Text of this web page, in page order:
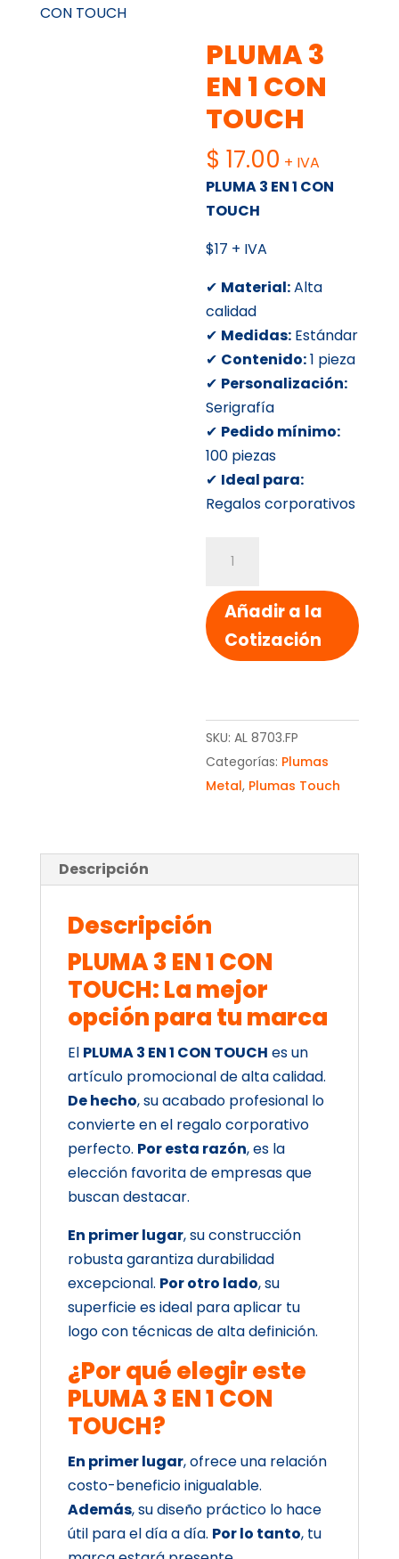
CON TOUCH
PLUMA 3
EN 1 CON
TOUCH
$ 17.00 + IVA
PLUMA 3 EN 1 CON
TOUCH
$17 + IVA
✔ Material:Alta
calidad
✔ Medidas: Estándar
✔ Contenido:1 pieza
✔ Personalización:
Serigrafía
✔ Pedido mínimo:
100 piezas
✔ Ideal para:
Regalos corporativos
EN
1
CON
Añadir a la
Cotización
SKU:AL 8703.FP
Categorías: Plumas
Metal, Plumas Touch
Descripción
Descripción
PLUMA 3 EN 1 CON
TOUCH: La mejor
opción para tu marca
El PLUMA 3 EN 1 CON TOUCH es un
artículo promocional de alta calidad.
De hecho, su acabado profesional lo
convierte en el regalo corporativo
perfecto. Por esta razón, es la
elección favorita de empresas que
buscan destacar.
En primer lugar, su construcción
robusta garantiza durabilidad
excepcional. Por otro lado, su
superficie es ideal para aplicar tu
logo con técnicas de alta definición.
¿Por qué elegir este
PLUMA 3 EN 1 CON
TOUCH?
En primer lugar, ofrece una relación
costo-beneficio inigualable.
Además, su diseño práctico lo hace
útil para el día a día. Por lo tanto, tu